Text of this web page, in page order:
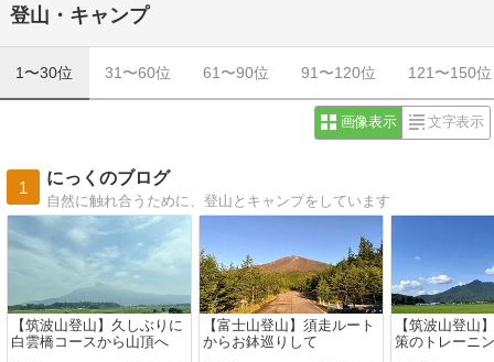
登山・キャンプ
1〜30位 31〜60位 61〜90位 91〜120位 121〜150位
画像表示 文字表示
1
にっくのブログ
自然に触れ合うために、登山とキャンプをしています
【筑波山登山】久しぶりに
白雲橋コースから山頂へ
【富士山登山】須走ルート
からお鉢巡りして
【筑波山登山
策のトレーニ